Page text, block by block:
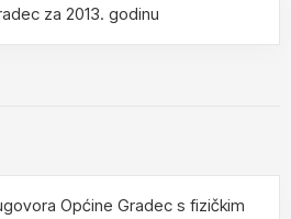
za 2013. godinu
Općine Gradec s fizičkim